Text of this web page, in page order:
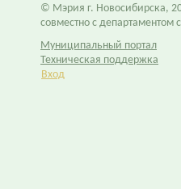
© Мэрия г. Новосибирска,
совместно с
Муниципальный портал
Техническая поддержка
Вход